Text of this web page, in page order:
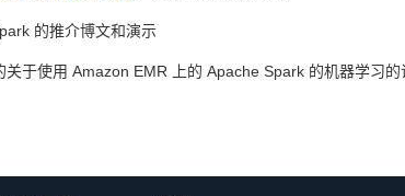
的推介博文和演示
于使用 Amazon EMR 上的 Apache Spark 的机器学习的